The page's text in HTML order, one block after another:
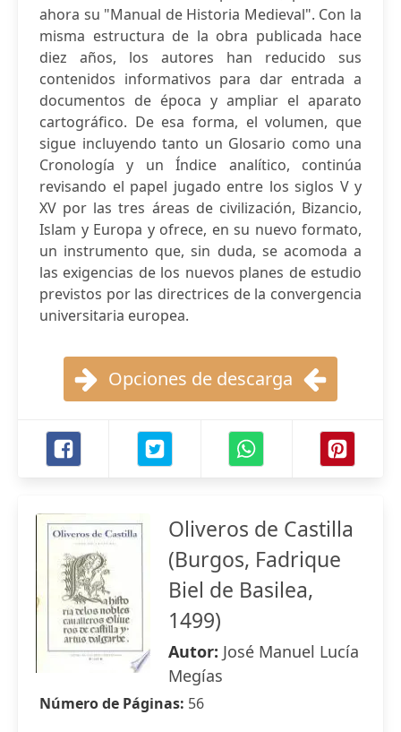
ahora su "Manual de Historia Medieval". Con la
misma estructura de la obra publicada hace
diez años, los autores han reducido sus
contenidos informativos para dar entrada a
documentos de época y ampliar el aparato
cartográfico. De esa forma, el volumen, que
sigue incluyendo tanto un Glosario como una
Cronología y un Índice analítico, continúa
revisando el papel jugado entre los siglos V y
XV por las tres áreas de civilización, Bizancio,
Islam y Europa y ofrece, en su nuevo formato,
un instrumento que, sin duda, se acomoda a
las exigencias de los nuevos planes de estudio
previstos por las directrices de la convergencia
universitaria europea.
Opciones de descarga
Oliveros de Castilla
(Burgos, Fadrique
Biel de Basilea,
1499)
Autor: José Manuel Lucía
Megías
Número de Páginas: 56